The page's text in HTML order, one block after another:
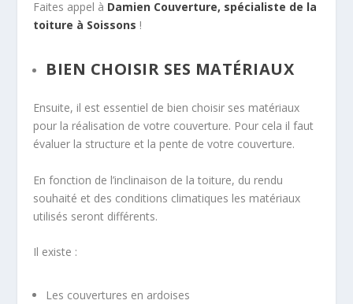
Faites appel à Damien Couverture, spécialiste de la
toiture à Soissons !
BIEN CHOISIR SES MATÉRIAUX
Ensuite, il est essentiel de bien choisir ses matériaux
pour la réalisation de votre couverture. Pour cela il faut
évaluer la structure et la pente de votre couverture.
En fonction de l’inclinaison de la toiture, du rendu
souhaité et des conditions climatiques les matériaux
utilisés seront différents.
Il existe :
Les couvertures en ardoises